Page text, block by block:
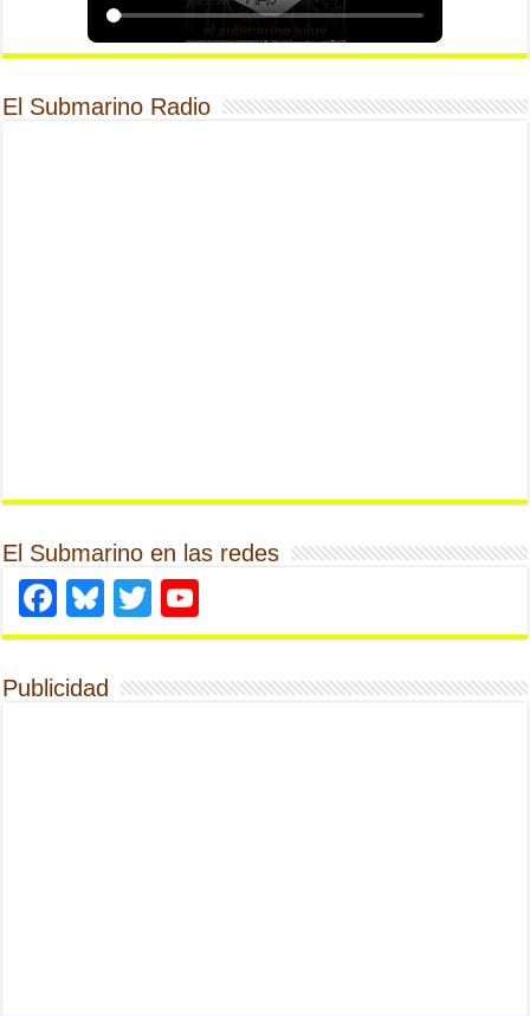
El Submarino Radio
El Submarino en las redes
Facebook
Bluesky
Twitter
Publicidad